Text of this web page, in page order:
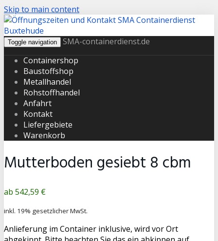
Skip to main content
Toggle navigation
SMA-containerdienst.de
Containershop
Baustoffshop
Metallhandel
Rohstoffhandel
Anfahrt
Kontakt
Liefergebiete
Warenkorb
Mutterboden gesiebt 8 cbm
Produktpreis
542,59 €
inkl. 19% gesetzlicher MwSt.
Anlieferung im Container inklusive, wird vor Ort